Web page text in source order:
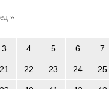
»
3 4 5 6 7
21 22 23 24 25